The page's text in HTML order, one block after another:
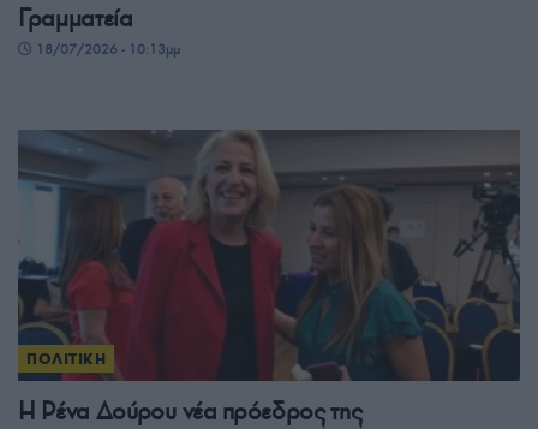
Γραμματεία
18/07/2026 - 10:13μμ
ΠΟΛΙΤΙΚΗ
Η Ρένα Δούρου νέα πρόεδρος της